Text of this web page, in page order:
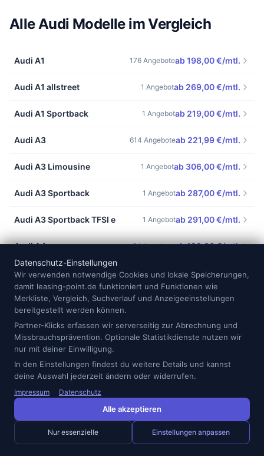
Alle Audi Modelle im Vergleich
Audi A1 176 Angeboteab 198,00 €/mtl.
Audi A1 allstreet 1 Angebotab 269,00 €/mtl.
Audi A1 Sportback 1 Angebotab 219,00 €/mtl.
Audi A3 614 Angeboteab 221,99 €/mtl.
Audi A3 Limousine 1 Angebotab 306,00 €/mtl.
Audi A3 Sportback 1 Angebotab 287,00 €/mtl.
Audi A3 Sportback TFSI e 1 Angebotab 291,00 €/mtl.
Audi A4 94 Angeboteab 199,00 €/mtl.
Audi A4 allroad quattro 1 Angebotab 389,00 €/mtl.
Audi A4 Avant 1 Angebotab 340,00 €/mtl.
Audi A5 442 Angebote ab 298,00 €/mtl.
Audi A5 Avant
Alle anzeigen
Datenschutz-Einstellungen
Wir verwenden notwendige Cookies und lokale Speicherungen,
damit leasing-point.de funktioniert und Funktionen wie
Merkliste, Vergleich, Suchverlauf und Anzeigeeinstellungen
bereitgestellt werden können.
Partner-Klicks erfassen wir serverseitig zur Abrechnung und
Missbrauchsprävention. Optionale Statistikdienste nutzen wir
nur mit deiner Einwilligung.
In den Einstellungen findest du weitere Details und kannst
deine Auswahl jederzeit ändern oder widerrufen.
Impressum Datenschutz
Alle akzeptieren
Nur essenzielle Einstellungen anpassen